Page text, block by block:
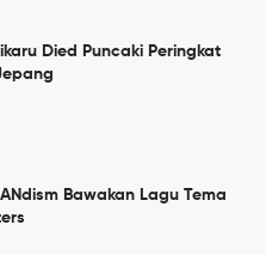
Died Puncaki Peringkat
Bawakan Lagu Tema